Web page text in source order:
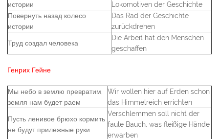
истории
Lokomotiven der Geschichte
Повернуть назад колесо
истории
Das Rad der Geschichte
zurückdrehen
Труд создал человека
Die Arbeit hat den Menschen
geschaffen
Генрих Гейне
Мы небо в землю превратим,
земля нам будет раем
Wir wollen hier auf Erden schon
das Himmelreich errichten
Пусть ленивое брюхо кормить
не будут прилежные руки
Verschlemmen soll nicht der
faule Bauch, was fleißige Hände
erwarben